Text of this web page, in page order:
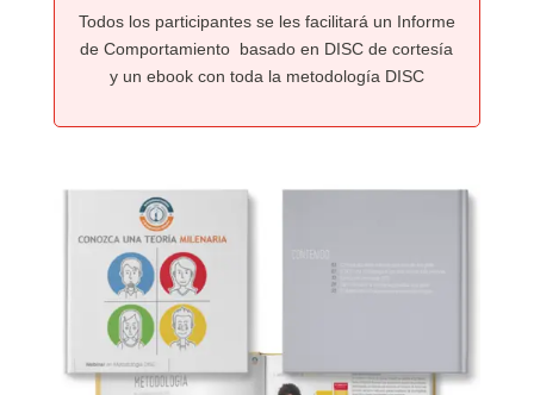
Todos los participantes se les facilitará un Informe
de Comportamiento basado en DISC de cortesía
y un ebook con toda la metodología DISC